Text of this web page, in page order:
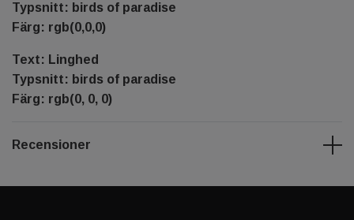
Typsnitt: birds of paradise
Färg: rgb(0,0,0)
Text: Linghed
Typsnitt: birds of paradise
Färg: rgb(0, 0, 0)
Recensioner